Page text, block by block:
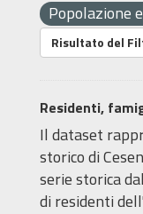
Popolazione
Risultato del
Residenti,
Il dataset
storico di
serie storica
di residenti